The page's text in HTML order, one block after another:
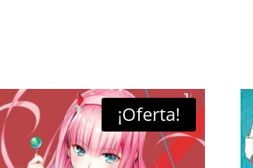
¡Oferta!